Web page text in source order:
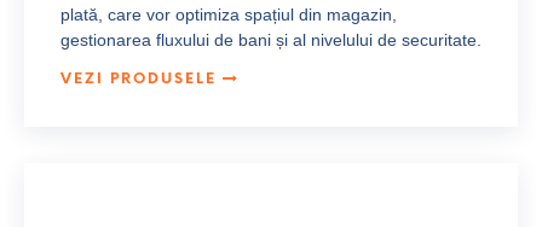
plată, care vor optimiza spațiul din magazin,
gestionarea fluxului de bani și al nivelului de securitate.
VEZI PRODUSELE